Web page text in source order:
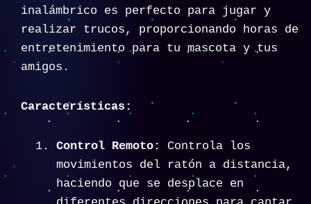
inalámbrico es perfecto para jugar y
realizar trucos, proporcionando horas de
entretenimiento para tu mascota y tus
amigos.
Características:
Control Remoto:
Controla los
movimientos del ratón a distancia,
haciendo que se desplace en